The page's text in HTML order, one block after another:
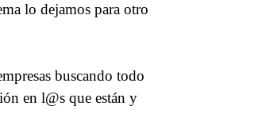
lo dejamos para otro
buscando todo
en l@s que están y